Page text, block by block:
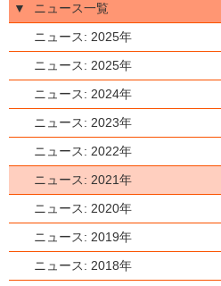
▼
ニュース一覧
ニュース: 2025年
ニュース: 2025年
ニュース: 2024年
ニュース: 2023年
ニュース: 2022年
ニュース: 2021年
ニュース: 2020年
ニュース: 2019年
ニュース: 2018年